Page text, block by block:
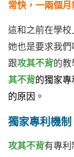
常快，一兩個月
這和之前在學校
她也是要求我們
跟攻其不背的教
其不背的獨家
的原因。
獨家專利機制
攻其不背有專